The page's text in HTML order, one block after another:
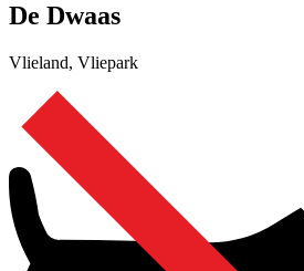
De Dwaas
Vlieland, Vliepark